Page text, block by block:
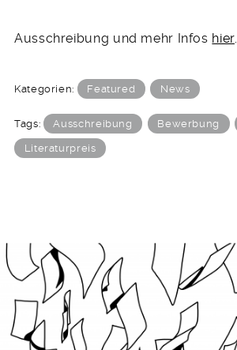
Ausschreibung und mehr Infos hier.
Kategorien: Featured News
Tags: Ausschreibung Bewerbung
Literaturpreis